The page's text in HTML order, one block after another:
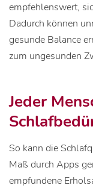
empfehlenswert,
Dadurch können
gesunde Balance
zum ungesunden
Jeder
So kann die
Maß durch Apps
empfundene